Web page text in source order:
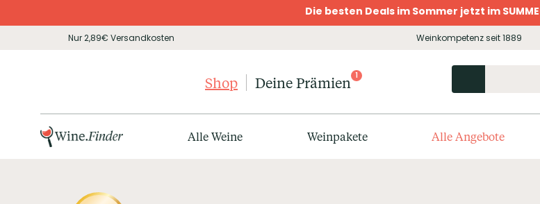
Die besten Deals im Sommer jetzt im
Nur 2,89€ Versandkosten Weinkompetenz seit 1889
Shop Deine Prämien 1
Alle Weine Weinpakete Alle Angebote